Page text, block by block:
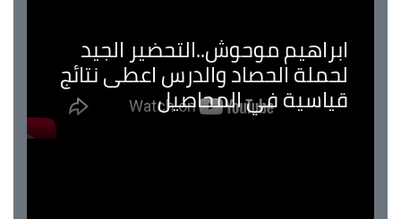
ابراهيم موحوش..التحضير الجيد
لحملة الحصاد والدرس اعطى نتائج
قياسية في المحاصيل